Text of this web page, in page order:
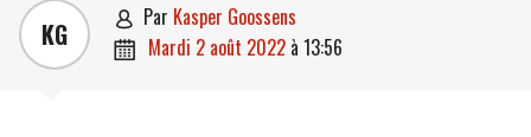
KG  par Kasper Goossens
 mardi 2 août 2022 à 13:56